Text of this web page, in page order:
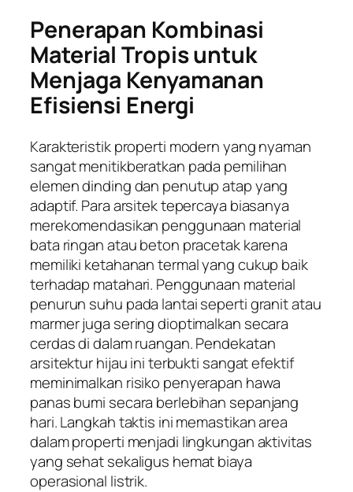
Penerapan Kombinasi
Material Tropis untuk
Menjaga Kenyamanan
Efisiensi Energi
Karakteristik properti modern yang nyaman
sangat menitikberatkan pada pemilihan
elemen dinding dan penutup atap yang
adaptif. Para arsitek tepercaya biasanya
merekomendasikan penggunaan material
bata ringan atau beton pracetak karena
memiliki ketahanan termal yang cukup baik
terhadap matahari. Penggunaan material
penurun suhu pada lantai seperti granit atau
marmer juga sering dioptimalkan secara
cerdas di dalam ruangan. Pendekatan
arsitektur hijau ini terbukti sangat efektif
meminimalkan risiko penyerapan hawa
panas bumi secara berlebihan sepanjang
hari. Langkah taktis ini memastikan area
dalam properti menjadi lingkungan aktivitas
yang sehat sekaligus hemat biaya
operasional listrik.